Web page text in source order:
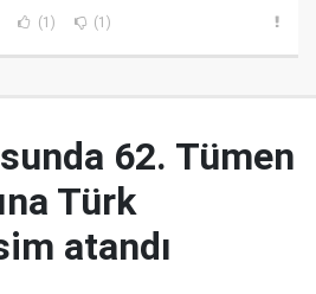
(1) (1)
62. Tümen
Türk
atandı